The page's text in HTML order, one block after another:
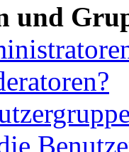
und